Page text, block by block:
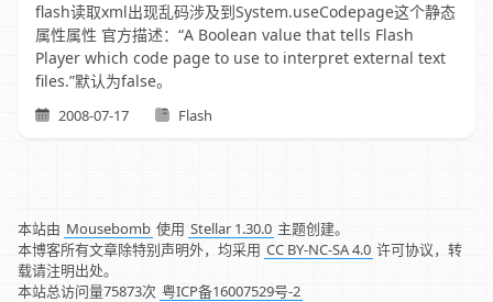
flash读取xml出现乱码涉及到System.useCodepage这个静态
属性属性 官方描述：“A Boolean value that tells Flash
Player which code page to use to interpret external text
files.”默认为false。
2008-07-17 Flash
本站由 Mousebomb 使用 Stellar 1.30.0 主题创建。
本博客所有文章除特别声明外，均采用 CC BY-NC-SA 4.0 许可协议，转
载请注明出处。
本站总访问量75873次 粤ICP备16007529号-2